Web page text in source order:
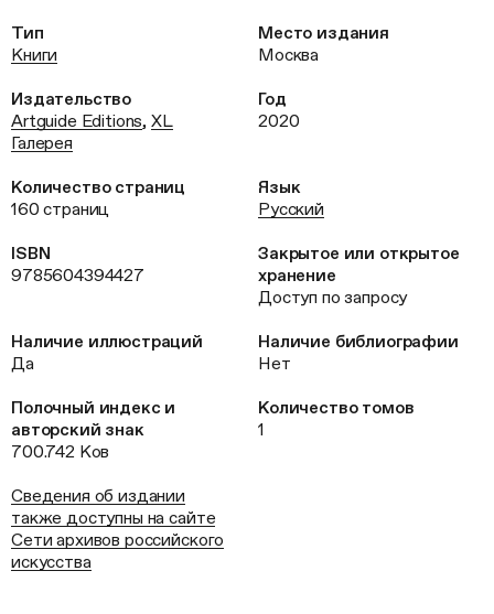
Тип
Книги
Место издания
Москва
Издательство
Artguide Editions,XL
Галерея
Год
2020
Количество страниц
160 страниц
Язык
Русский
ISBN
9785604394427
Закрытое или открытое
хранение
Доступ по запросу
Наличие иллюстраций
Да
Наличие библиографии
Нет
Полочный индекс и
авторский знак
700.742 Ков
Количество томов
1
Сведения об издании
также доступны на сайте
Сети архивов российского
искусства